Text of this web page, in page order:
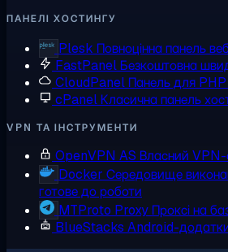
ПАНЕЛІ ХОСТИНГУ
Plesk Повноцінна панель
FastPanelБезкоштовна
CloudPanel Панель для
cPanelКласична панель
VPN ТА ІНСТРУМЕНТИ
OpenVPN AS Власний VPN-
Docker Середовище
готове до роботи
MTProto Proxy Проксі на
BlueStacks Android-